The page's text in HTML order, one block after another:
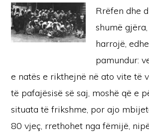
Rrëfen dhe
shumë
harrojë,
pamundur:
e natës e rikthejnë në ato vite të
të pafajësisë së saj, moshë që e
situata të frikshme, por ajo
80 vjeç, rrethohet nga fëmijë,